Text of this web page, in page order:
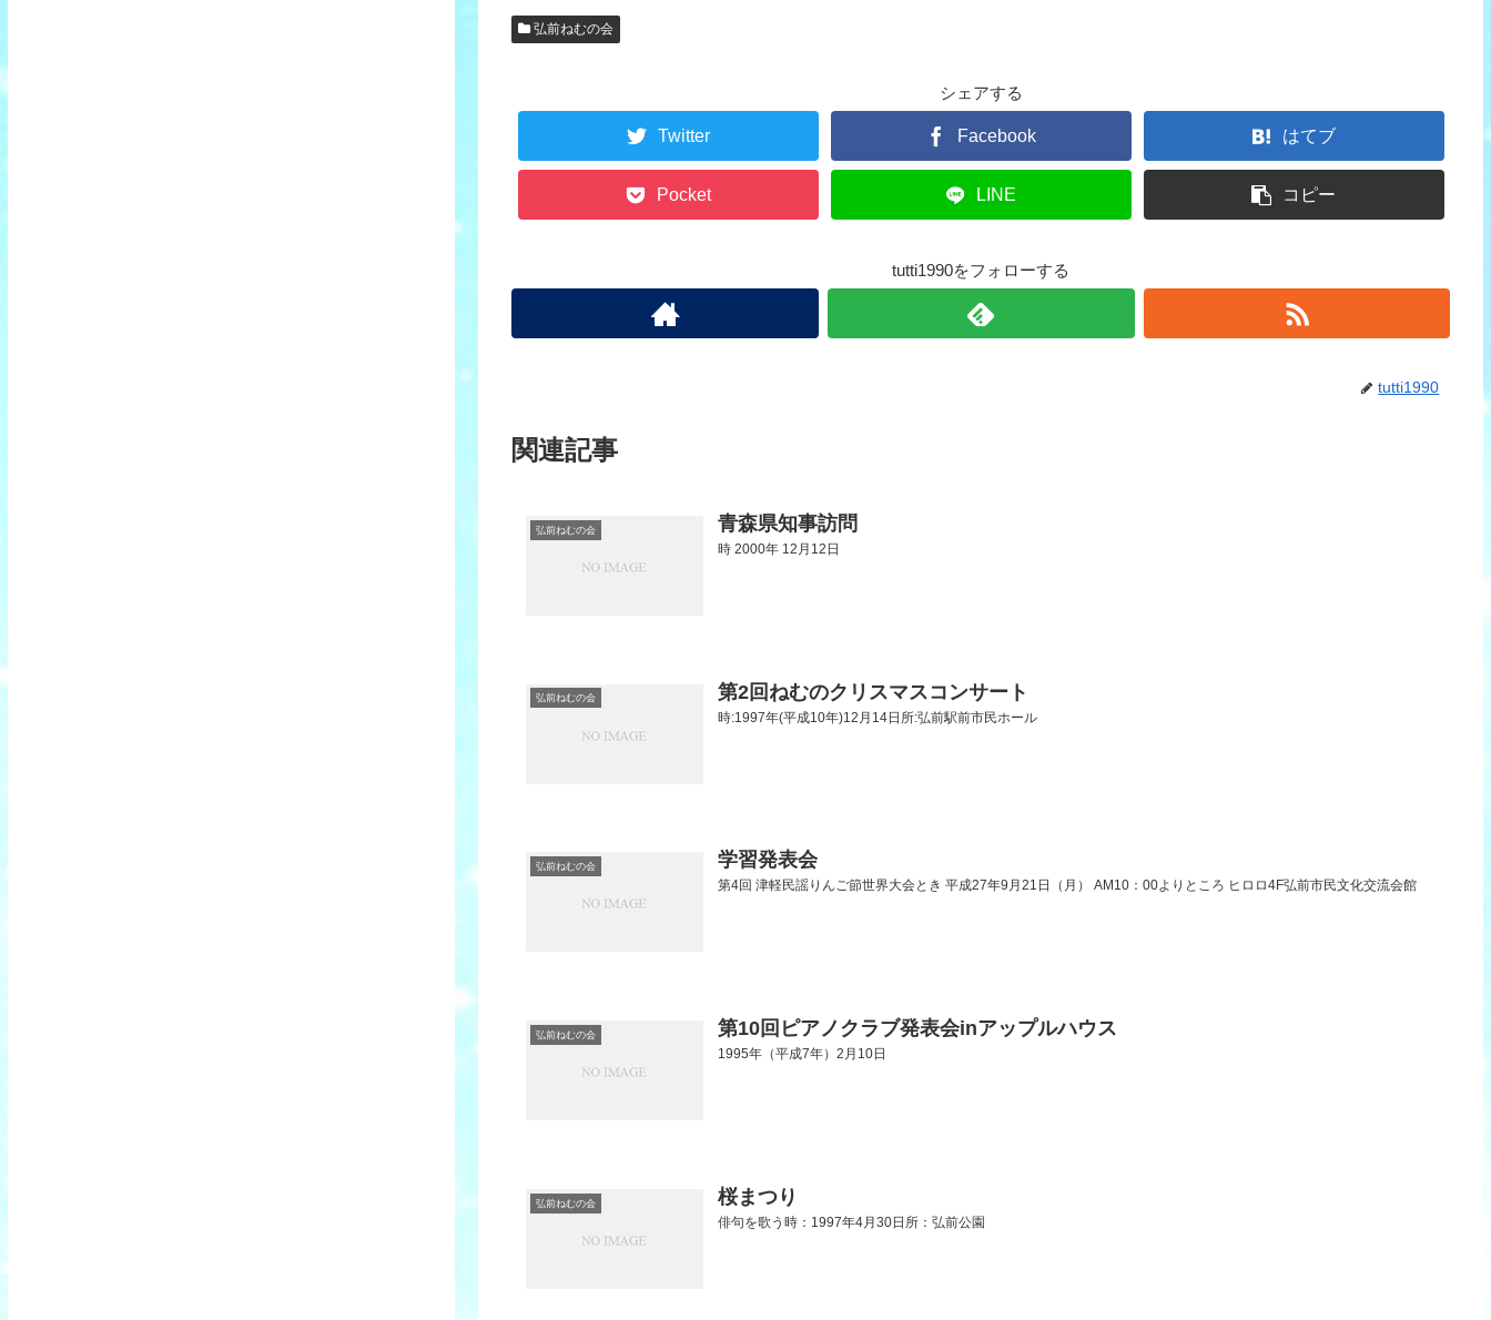
弘前ねむの会
シェアする
Twitter Facebook はてブ
Pocket LINE コピー
tutti1990をフォローする
tutti1990
関連記事
弘前ねむの会 青森県知事訪問
時 2000年 12月12日
弘前ねむの会 第2回ねむのクリスマスコンサート
時:1997年(平成10年)12月14日所:弘前駅前市民ホール
弘前ねむの会 学習発表会
第4回 津軽民謡りんご節世界大会とき 平成27年9月21日（月） AM10：00よりところ ヒロロ4F弘前市民文化交流会館
弘前ねむの会 第10回ピアノクラブ発表会inアップルハウス
1995年（平成7年）2月10日
弘前ねむの会 桜まつり
俳句を歌う時：1997年4月30日所：弘前公園